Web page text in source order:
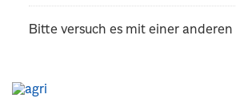
Bitte versuch es mit einer anderen